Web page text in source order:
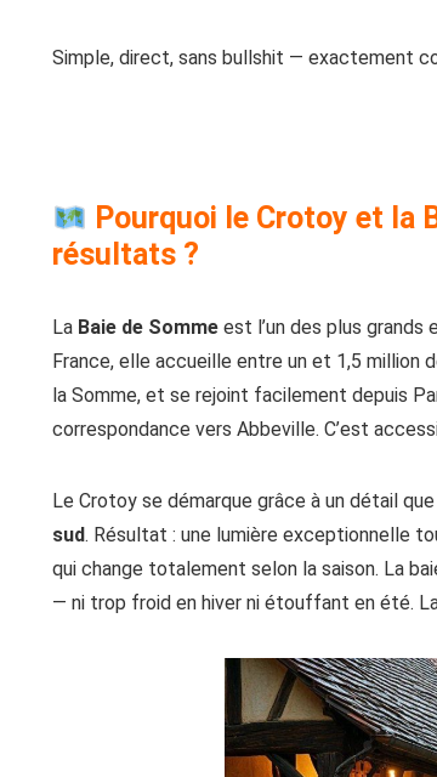
Simple, direct, sans bullshit — exactement
Pourquoi le Crotoy et la
résultats ?
La Baie de Somme est l’un des plus grands
France, elle accueille entre un et 1,5 million
la Somme, et se rejoint facilement depuis
correspondance vers Abbeville. C’est
Le Crotoy se démarque grâce à un détail
sud. Résultat : une lumière exceptionnelle
qui change totalement selon la saison. La
— ni trop froid en hiver ni étouffant en été.